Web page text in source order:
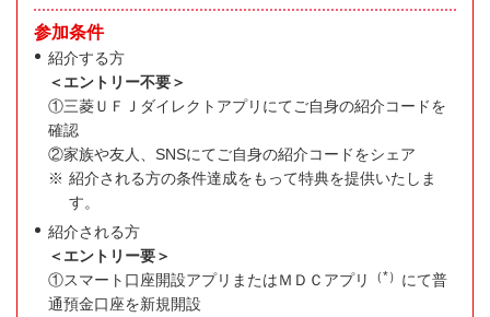
参加条件
紹介する方
＜エントリー不要＞
①三菱ＵＦＪダイレクトアプリにてご自身の紹介コードを
確認
②家族や友人、SNSにてご自身の紹介コードをシェア
紹介される方の条件達成をもって特典を提供いたしま
す。
紹介される方
＜エントリー要＞
①スマート口座開設アプリまたはＭＤＣアプリ
（*） にて普
通預金口座を新規開設